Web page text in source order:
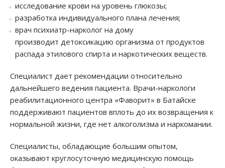
исследование крови на уровень глюкозы;
разработка индивидуального плана лечения;
врач психиатр-нарколог на дому
производит детоксикацию организма от продуктов
распада этилового спирта и наркотических веществ.
Специалист дает рекомендации относительно
дальнейшего ведения пациента. Врачи-наркологи
реабилитационного центра «Фаворит» в Батайске
поддерживают пациентов вплоть до их возвращения к
нормальной жизни, где нет алкоголизма и наркомании.
Специалисты, обладающие большим опытом,
оказывают круглосуточную медицинскую помощь